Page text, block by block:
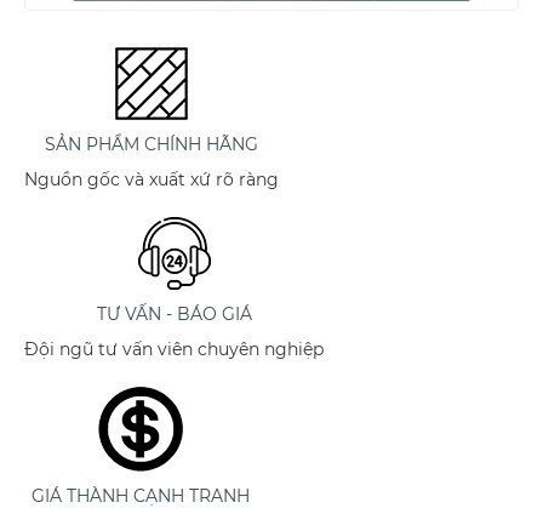
SẢN PHẨM CHÍNH HÃNG
Nguồn gốc và xuất xứ rõ ràng
TƯ VẤN - BÁO GIÁ
Đội ngũ tư vấn viên chuyên nghiệp
GIÁ THÀNH CẠNH TRANH